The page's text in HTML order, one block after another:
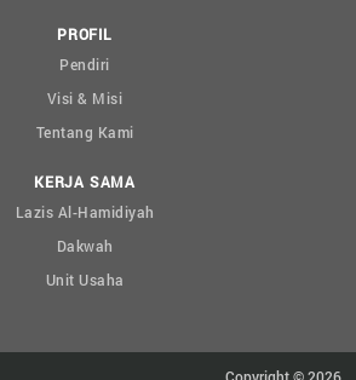
PROFIL
Pendiri
Visi & Misi
Tentang Kami
KERJA SAMA
Lazis Al-Hamidiyah
Dakwah
Unit Usaha